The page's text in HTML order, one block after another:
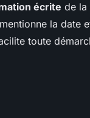
écrite de la
la date
toute